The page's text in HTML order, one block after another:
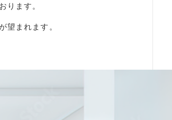
ります。
望まれます。